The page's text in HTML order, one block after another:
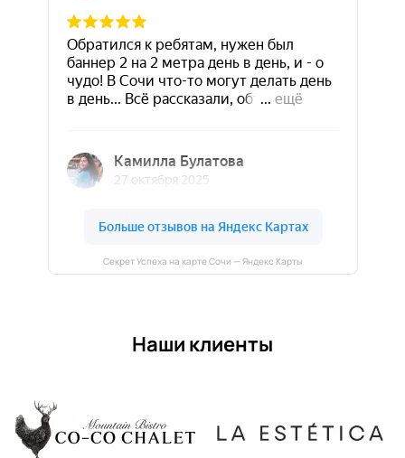
Секрет Успеха на карте Сочи — Яндекс Карты
Наши клиенты